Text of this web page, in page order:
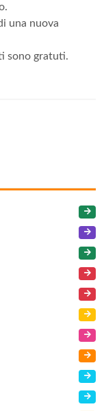
una nuova
sono gratuti.